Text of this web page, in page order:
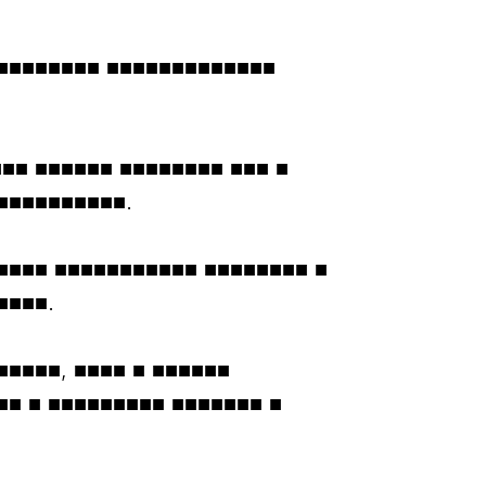
■■■■■■■■■■■■■
■■■■■■ ■■■■■■■■ ■■■ ■
■■■■■■■■■■■ ■■■■■■■■ ■
■■■■ ■ ■■■■■■
■ ■■■■■■■■■ ■■■■■■■ ■